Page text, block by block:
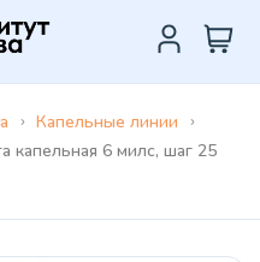
Капельные линии
капельная 6 милс, шаг 25